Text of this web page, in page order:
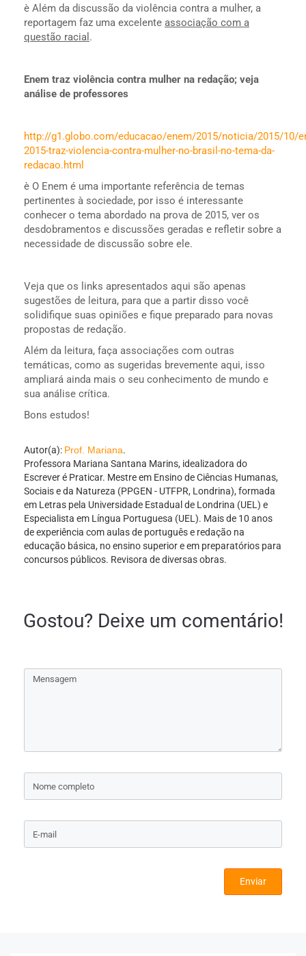
è Além da discussão da violência contra a mulher, a
reportagem faz uma excelente associação com a
questão racial .
Enem traz violência contra mulher na redação; veja
análise de professores
http://g1.globo.com/educacao/enem/2015/noticia/2015/10/
2015-traz-violencia-contra-mulher-no-brasil-no-tema-da-
redacao.html
è O Enem é uma importante referência de temas
pertinentes à sociedade, por isso é interessante
conhecer o tema abordado na prova de 2015, ver os
desdobramentos e discussões geradas e refletir sobre a
necessidade de discussão sobre ele.
Veja que os links apresentados aqui são apenas
sugestões de leitura, para que a partir disso você
solidifique suas opiniões e fique preparado para novas
propostas de redação.
Além da leitura, faça associações com outras
temáticas, como as sugeridas brevemente aqui, isso
ampliará ainda mais o seu conhecimento de mundo e
sua análise crítica.
Bons estudos!
Autor(a): Prof. Mariana.
Professora Mariana Santana Marins, idealizadora do
Escrever é Praticar. Mestre em Ensino de Ciências Humanas,
Sociais e da Natureza (PPGEN - UTFPR, Londrina), formada
em Letras pela Universidade Estadual de Londrina (UEL) e
Especialista em Língua Portuguesa (UEL). Mais de 10 anos
de experiência com aulas de português e redação na
educação básica, no ensino superior e em preparatórios para
concursos públicos. Revisora de diversas obras.
Gostou? Deixe um comentário!
Enviar